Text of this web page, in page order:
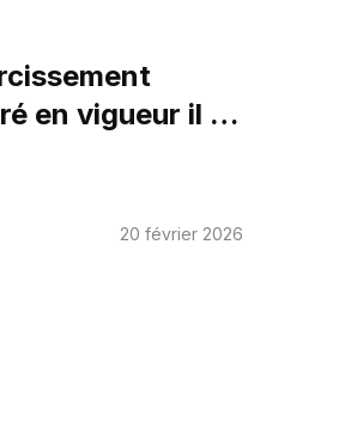
en vigueur il y
20 février 2026